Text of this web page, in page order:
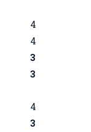
4
4
3
3
4
3